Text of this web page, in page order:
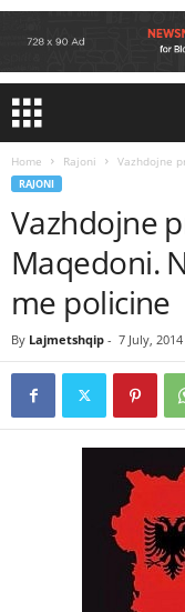
Home Rajoni Vazhdojne
RAJONI
Vazhdojne
Maqedoni.
me policine
By Lajmetshqip - 7 July, 2014